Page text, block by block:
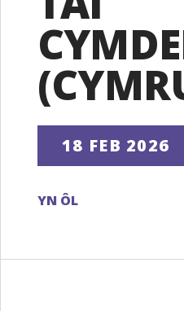
18 FEB 2026
YN ÔL